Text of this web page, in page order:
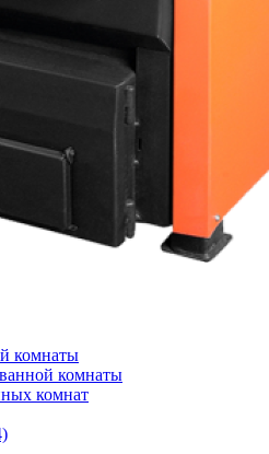
комнаты
комнаты
комнат